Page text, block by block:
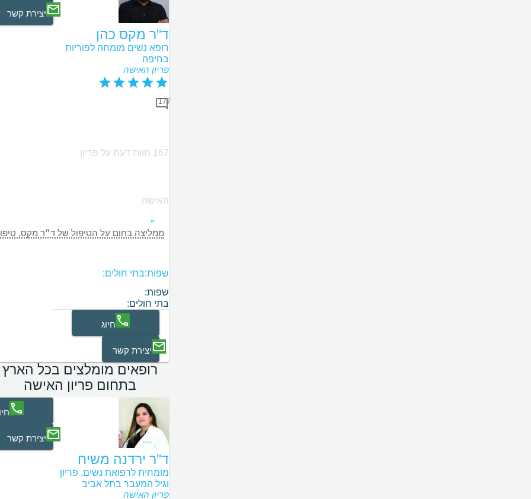
ד"ר מקס כהן
רופא נשים מומחה לפוריות
בחיפה
פריון האישה
177
167 חוות דעת על פריון
האישה
‏ממליצה בחום על הטיפול של ד״ר מקס,
שפות:בתי חולים:
שפות:
בתי חולים:
יצירת קשר
חיוג
יצירת קשר
רופאים מומלצים בכל הארץ
בתחום פריון האישה
ד"ר ירדנה משיח
מומחית לרפואת נשים, פריון
וגיל המעבר בתל אביב
פריון האישה
יצירת קשר